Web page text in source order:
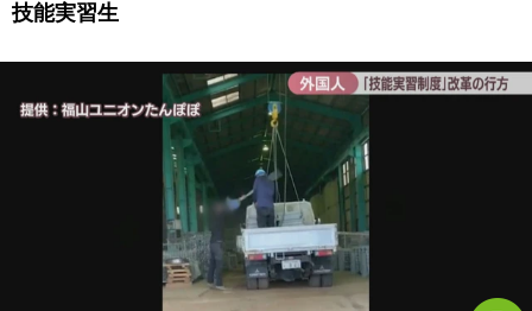
技能実習生